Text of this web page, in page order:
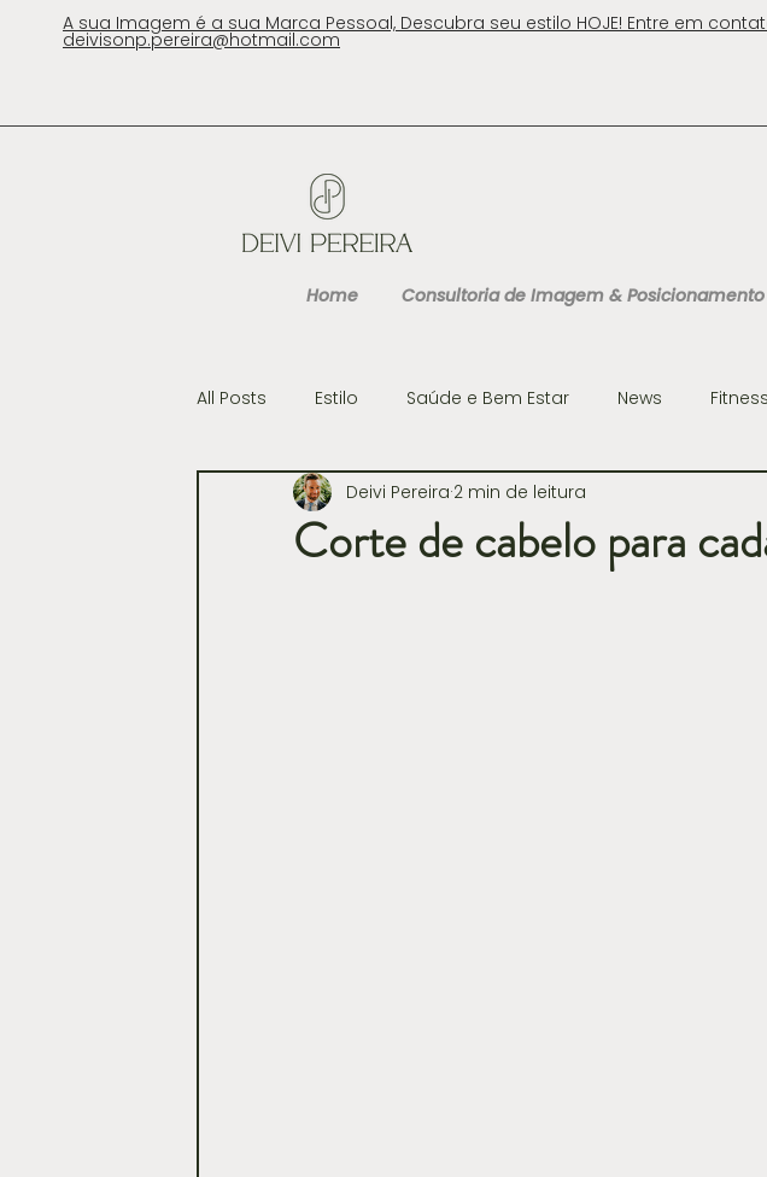
A sua Imagem é a sua Marca Pessoal, Descubra seu estilo HOJE! Entre em
deivisonp.pereira@hotmail.com
Home Consultoria de Imagem & Posicionamento
All Posts Estilo Saúde e Bem Estar News Fitness
Cultura Gastronomia e Viagens
Corte de cabelo para
Deivi Pereira 2 min de leitura